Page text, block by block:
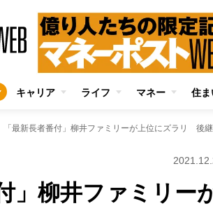
キャリア ライフ マネー 住ま
「最新長者番付」柳井ファミリーが上位にズラリ 後
」柳井ファミリー